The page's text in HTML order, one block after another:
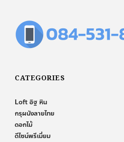
CATEGORIES
Loft อิฐ หิน
กรุผนังลายไทย
ดอกไม้
ดีไซน์พรีเมี่ยม